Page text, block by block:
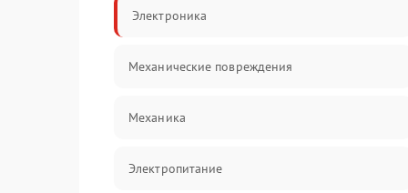
Электроника
Механические повреждения
Механика
Электропитание